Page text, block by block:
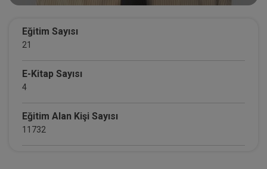
Eğitim Sayısı
21
E-Kitap Sayısı
4
Eğitim Alan Kişi Sayısı
11732